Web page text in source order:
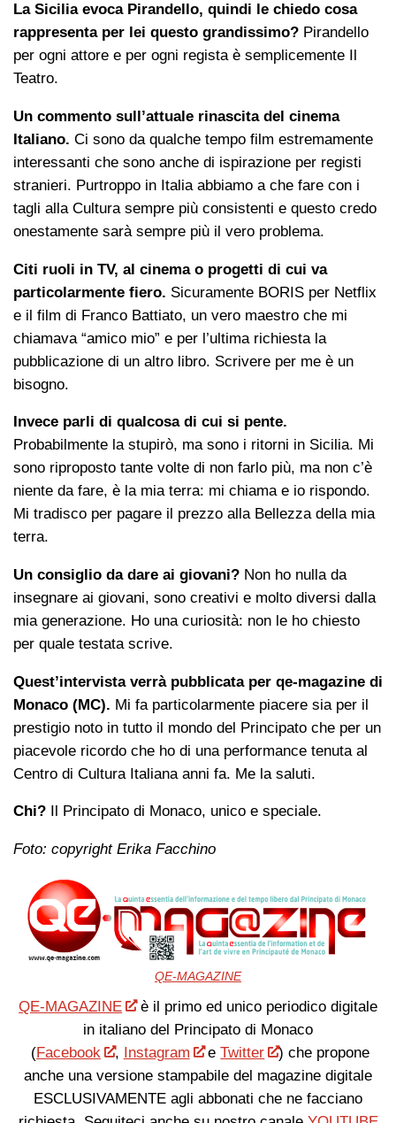
La Sicilia evoca Pirandello, quindi le chiedo cosa
rappresenta per lei questo grandissimo? Pirandello
per ogni attore e per ogni regista è semplicemente Il
Teatro.
Un commento sull’attuale rinascita del cinema
Italiano. Ci sono da qualche tempo film estremamente
interessanti che sono anche di ispirazione per registi
stranieri. Purtroppo in Italia abbiamo a che fare con i
tagli alla Cultura sempre più consistenti e questo credo
onestamente sarà sempre più il vero problema.
Citi ruoli in TV, al cinema o progetti di cui va
particolarmente fiero. Sicuramente BORIS per Netflix
e il film di Franco Battiato, un vero maestro che mi
chiamava “amico mio” e per l’ultima richiesta la
pubblicazione di un altro libro. Scrivere per me è un
bisogno.
Invece parli di qualcosa di cui si pente.
Probabilmente la stupirò, ma sono i ritorni in Sicilia. Mi
sono riproposto tante volte di non farlo più, ma non c’è
niente da fare, è la mia terra: mi chiama e io rispondo.
Mi tradisco per pagare il prezzo alla Bellezza della mia
terra.
Un consiglio da dare ai giovani? Non ho nulla da
insegnare ai giovani, sono creativi e molto diversi dalla
mia generazione. Ho una curiosità: non le ho chiesto
per quale testata scrive.
Quest’intervista verrà pubblicata per qe-magazine di
Monaco (MC). Mi fa particolarmente piacere sia per il
prestigio noto in tutto il mondo del Principato che per un
piacevole ricordo che ho di una performance tenuta al
Centro di Cultura Italiana anni fa. Me la saluti.
Chi? Il Principato di Monaco, unico e speciale.
Foto: copyright Erika Facchino
QE-MAGAZINE
QE-MAGAZINE
è il primo ed unico periodico digitale
in italiano del Principato di Monaco
(Facebook , Instagram eTwitter
) che propone
anche una versione stampabile del magazine digitale
ESCLUSIVAMENTE agli abbonati che ne facciano